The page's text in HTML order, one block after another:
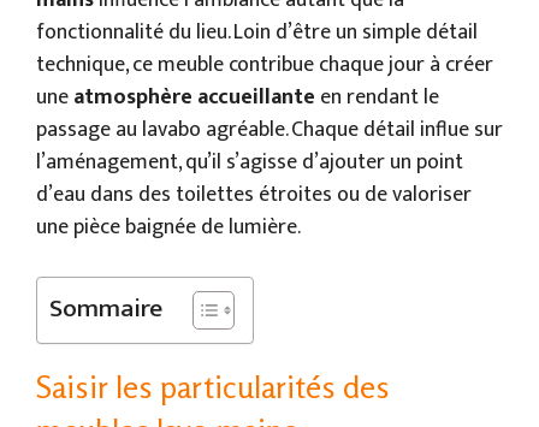
fonctionnalité du lieu. Loin d’être un simple détail
technique, ce meuble contribue chaque jour à créer
uneatmosphère accueillante en rendant le
passage au lavabo agréable. Chaque détail influe sur
l’aménagement, qu’il s’agisse d’ajouter un point
d’eau dans des toilettes étroites ou de valoriser
une pièce baignée de lumière.
Sommaire
Saisir les particularités des